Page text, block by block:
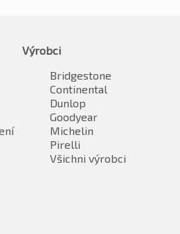
Výrobci
Bridgestone
Continental
Dunlop
Goodyear
Michelin
Pirelli
Všichni výrobci